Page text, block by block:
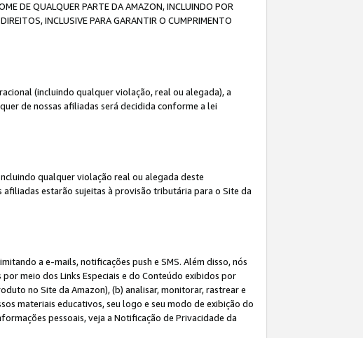
DE QUALQUER PARTE DA AMAZON, INCLUINDO POR
INCLUSIVE PARA GARANTIR O CUMPRIMENTO
(incluindo qualquer violação, real ou alegada), a
de nossas afiliadas será decidida conforme a lei
qualquer violação real ou alegada deste
estarão sujeitas à provisão tributária para o Site da
a e-mails, notificações push e SMS. Além disso, nós
meio dos Links Especiais e do Conteúdo exibidos por
no Site da Amazon), (b) analisar, monitorar, rastrear e
materiais educativos, seu logo e seu modo de exibição do
pessoais, veja a Notificação de Privacidade da